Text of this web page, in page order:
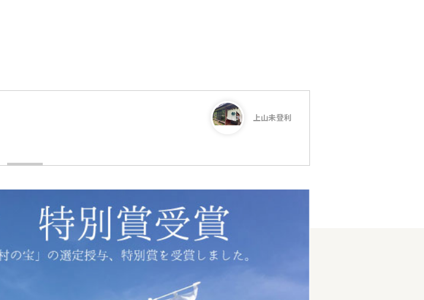
上山未登利